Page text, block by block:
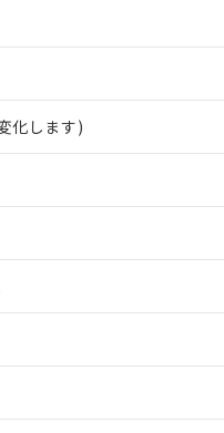
化します)